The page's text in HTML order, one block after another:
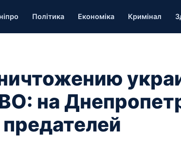
Політика Економіка Кримінал
на